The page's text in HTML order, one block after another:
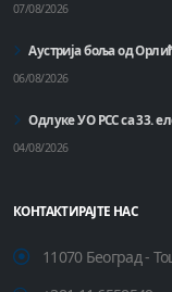
07/08/2026
Аустрија боља од
06/08/2026
Одлуке УО РСС са 33.
04/08/2026
КОНТАКТИРАЈТЕ НАС
11070 Београд -